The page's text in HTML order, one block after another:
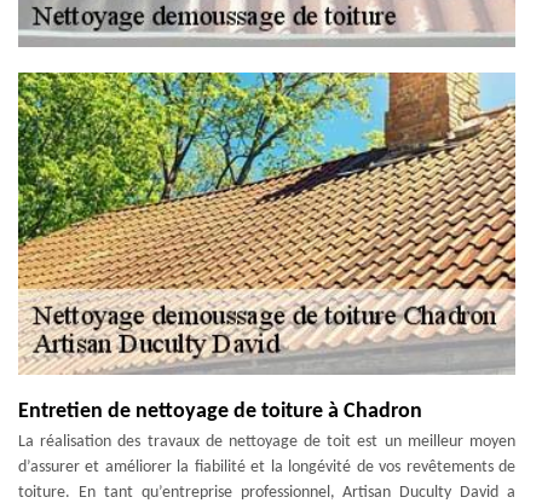
Entretien de nettoyage de toiture à Chadron
La réalisation des travaux de nettoyage de toit est un meilleur moyen
d’assurer et améliorer la fiabilité et la longévité de vos revêtements de
toiture. En tant qu’entreprise professionnel, Artisan Duculty David a